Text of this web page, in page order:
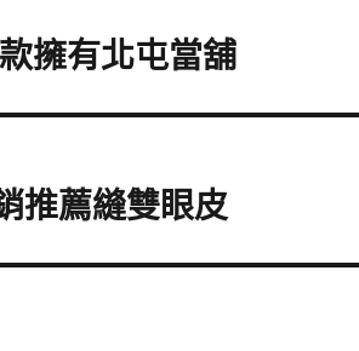
擁有北屯當舖
推薦縫雙眼皮